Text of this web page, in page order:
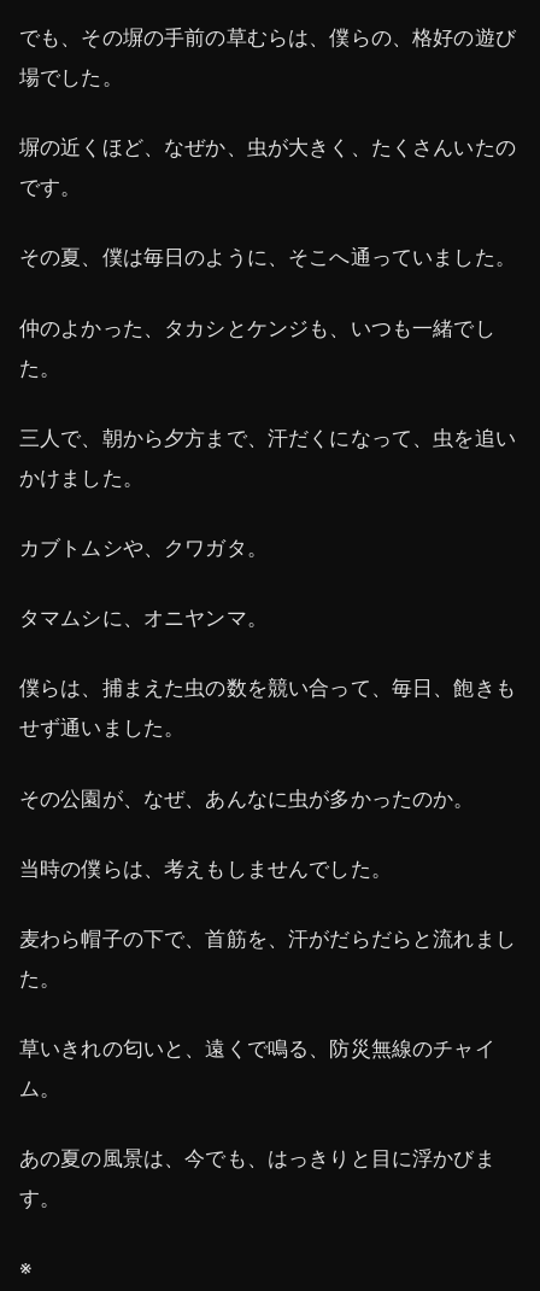
でも、その塀の手前の草むらは、僕らの、格好の遊び
場でした。
塀の近くほど、なぜか、虫が大きく、たくさんいたの
です。
その夏、僕は毎日のように、そこへ通っていました。
仲のよかった、タカシとケンジも、いつも一緒でし
た。
三人で、朝から夕方まで、汗だくになって、虫を追い
かけました。
カブトムシや、クワガタ。
タマムシに、オニヤンマ。
僕らは、捕まえた虫の数を競い合って、毎日、飽きも
せず通いました。
その公園が、なぜ、あんなに虫が多かったのか。
当時の僕らは、考えもしませんでした。
麦わら帽子の下で、首筋を、汗がだらだらと流れまし
た。
草いきれの匂いと、遠くで鳴る、防災無線のチャイ
ム。
あの夏の風景は、今でも、はっきりと目に浮かびま
す。
※